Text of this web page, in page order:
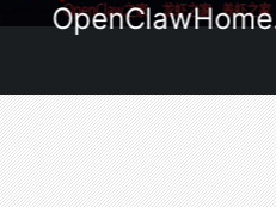
OpenClawHome.cn